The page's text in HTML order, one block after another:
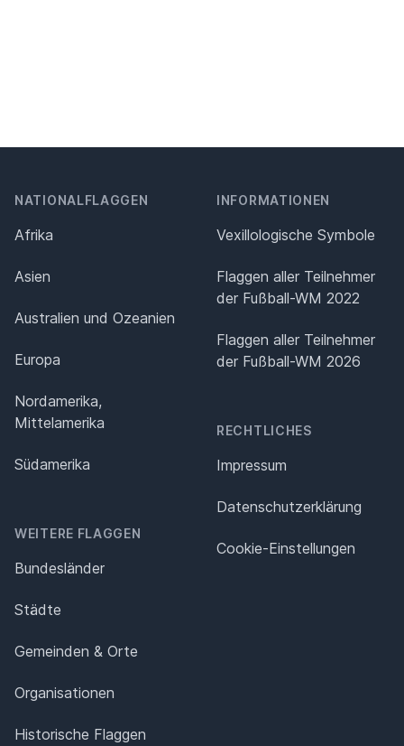
NATIONALFLAGGEN
Afrika
Asien
Australien und Ozeanien
Europa
Nordamerika,
Mittelamerika
Südamerika
WEITERE FLAGGEN
Bundesländer
Städte
Gemeinden & Orte
Organisationen
Historische Flaggen
INFORMATIONEN
Vexillologische Symbole
Flaggen aller Teilnehmer
der Fußball-WM 2022
Flaggen aller Teilnehmer
der Fußball-WM 2026
RECHTLICHES
Impressum
Datenschutz­erklärung
Cookie-Einstellungen